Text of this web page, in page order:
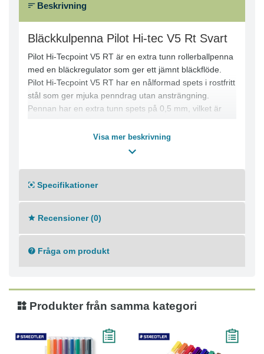
Beskrivning
Bläckkulpenna Pilot Hi-tec V5 Rt Svart
Pilot Hi-Tecpoint V5 RT är en extra tunn rollerballpenna
med en bläckregulator som ger ett jämnt bläckflöde.
Pilot Hi-Tecpoint V5 RT har en nålformad spets i rostfritt
stål som ger mjuka penndrag utan ansträngning.
Pennan har en extra tunn spets på 0,5 mm, vilket är
hållbara spets i hårdmetall, med skåror för extra stöd
och stadig vridning, behåller sin form länge. Denna
att det är jämnt och fast, samt ett litet fönster som visar
bläcknivån. Pennan finns i en mängd olika färger och
fickklämma som gör den praktisk att använda.
Klickmekanism
Färg pennkropp: Svart
Dokumentäkta bläck enligt ISO 14145
Visa mer beskrivning
Specifikationer
Recensioner (0)
Fråga om produkt
Produkter från samma kategori